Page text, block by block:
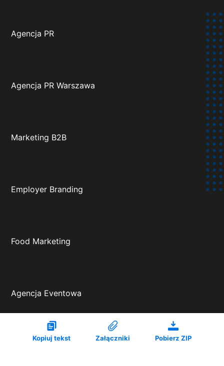
Kopiuj tekst Załączniki Pobierz ZIP
Agencja PR
Agencja PR Warszawa
Marketing B2B
Employer Branding
Food Marketing
Agencja Eventowa
Projekt oraz wykonanie: